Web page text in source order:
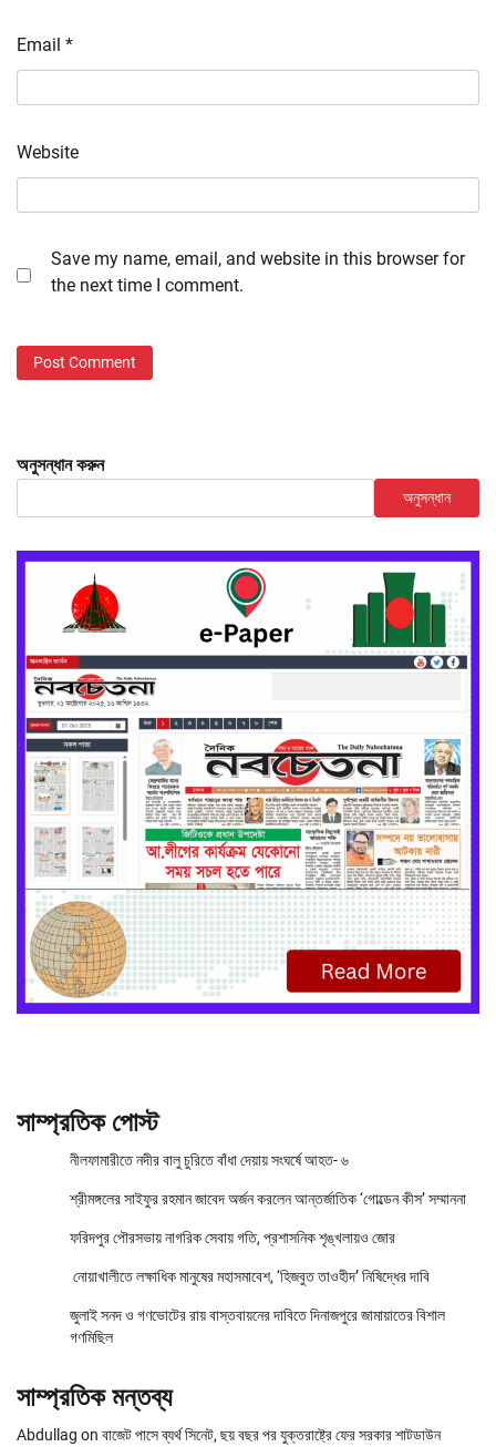
Email *
Website
Save my name, email, and website in this browser for
the next time I comment.
অনুসন্ধান করুন
অনুসন্ধান
সাম্প্রতিক পোস্ট
নীলফামারীতে নদীর বালু চুরিতে বাঁধা দেয়ায় সংঘর্ষে আহত- ৬
শ্রীমঙ্গলের সাইফুর রহমান জাবেদ অর্জন করলেন আন্তর্জাতিক ‘গোল্ডেন কীস’ সম্মাননা
ফরিদপুর পৌরসভায় নাগরিক সেবায় গতি, প্রশাসনিক শৃঙ্খলায়ও জোর
নোয়াখালীতে লক্ষাধিক মানুষের মহাসমাবেশ, ‘হিজবুত তাওহীদ’ নিষিদ্ধের দাবি
জুলাই সনদ ও গণভোটের রায় বাস্তবায়নের দাবিতে দিনাজপুরে জামায়াতের বিশাল
গণমিছিল
সাম্প্রতিক মন্তব্য
Abdullag on বাজেট পাসে ব্যর্থ সিনেট, ছয় বছর পর যুক্তরাষ্ট্রে ফের সরকার শাটডাউন